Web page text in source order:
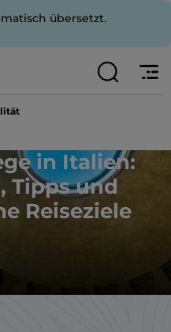
übersetzt.
in Italien:
Tipps und
Reiseziele